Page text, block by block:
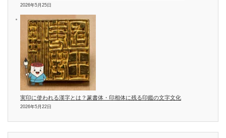
2026年5月25日
実印に使われる漢字とは？篆書体・印相体に残る印鑑の文字文化
2026年5月22日